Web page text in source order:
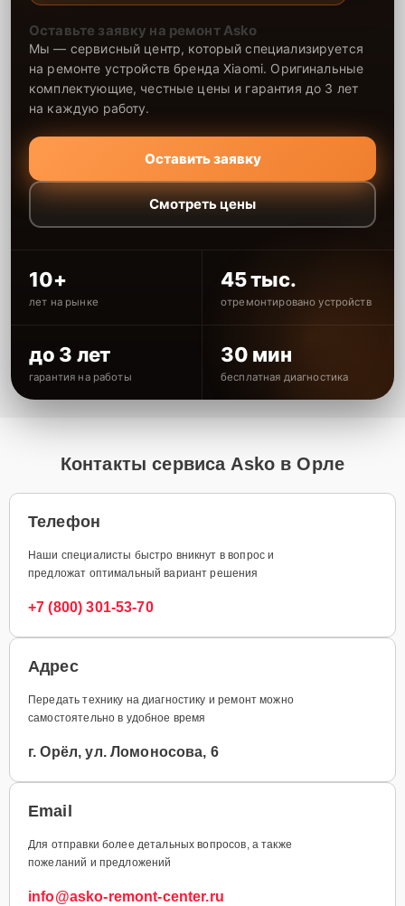
Оставьте заявку на ремонт Asko
Мы — сервисный центр, который специализируется
на ремонте устройств бренда Xiaomi. Оригинальные
комплектующие, честные цены и гарантия до 3 лет
на каждую работу.
Оставить заявку
Смотреть цены
10+
лет на рынке
45 тыс.
отремонтировано устройств
до 3 лет
гарантия на работы
30 мин
бесплатная диагностика
Контакты сервиса Asko в Орле
Телефон
Наши специалисты быстро вникнут в вопрос и
предложат оптимальный вариант решения
+7 (800) 301-53-70
Адрес
Передать технику на диагностику и ремонт можно
самостоятельно в удобное время
г. Орёл, ул. Ломоносова, 6
Email
Для отправки более детальных вопросов, а также
пожеланий и предложений
info@asko-remont-center.ru